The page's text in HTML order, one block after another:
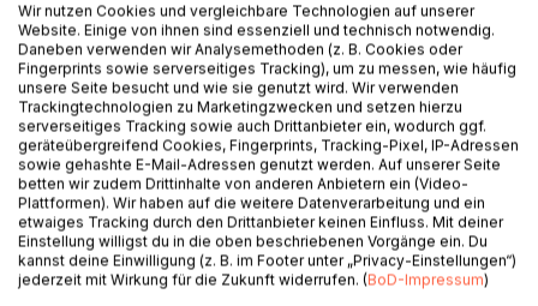
Kann man Gottes Flüstern wirklich hören? Jede
Freundschaftsbeziehung lebt doch vom Dialog und dem
gegenseitigen Gedankenaustausch. Sollte das bei Gott
anders sein? Die Autorin nimmt den Leser auf eine Reise
mit und erzählt in ihren biografischen Geschichten von
Erlebnissen, in denen genau das geschieht: Gott spricht in
der akuten Notlage ebenso wie im banalen Alltag.
Diese Freundschaft hat bewirkt, dass sich einiges in ihrem
Leben nach und nach veränderte. Durch Gottes
bedingungslose Liebe sind verborgene Verletzungen aus
der Kindheit verarbeitet und geheilt worden. Etwas Gutes
ist geschehen. Neugewonnene Freude ist entstanden. Was
Wir nutzen Cookies und vergleichbare Technologien auf unserer
Website. Einige von ihnen sind essenziell und technisch notwendig.
Daneben verwenden wir Analysemethoden (z. B. Cookies oder
Fingerprints sowie serverseitiges Tracking), um zu messen, wie häufig
unsere Seite besucht und wie sie genutzt wird. Wir verwenden
Trackingtechnologien zu Marketingzwecken und setzen hierzu
serverseitiges Tracking sowie auch Drittanbieter ein, wodurch ggf.
geräteübergreifend Cookies, Fingerprints, Tracking-Pixel, IP-Adressen
sowie gehashte E-Mail-Adressen genutzt werden. Auf unserer Seite
betten wir zudem Drittinhalte von anderen Anbietern ein (Video-
Plattformen). Wir haben auf die weitere Datenverarbeitung und ein
etwaiges Tracking durch den Drittanbieter keinen Einfluss. Mit deiner
Einstellung willigst du in die oben beschriebenen Vorgänge ein. Du
kannst deine Einwilligung (z. B. im Footer unter „Privacy-Einstellungen“)
jederzeit mit Wirkung für die Zukunft widerrufen. (BoD-Impressum)